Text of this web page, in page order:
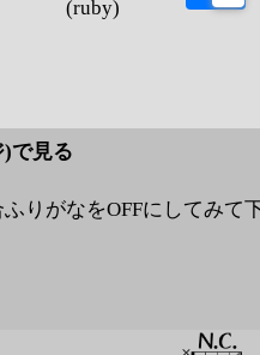
(ruby)
で見る
りがなをOFFにしてみて